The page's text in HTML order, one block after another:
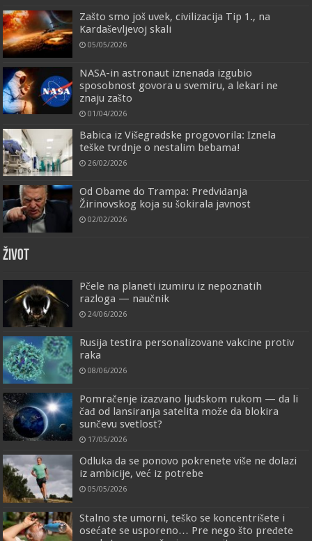
Zašto smo još uvek, civilizacija Tip 1., na
Kardaševljevoj skali
05/05/2026
NASA-in astronaut iznenada izgubio
sposobnost govora u svemiru, a lekari ne
znaju zašto
01/04/2026
Babica iz Višegradske progovorila: Iznela
teške tvrdnje o nestalim bebama!
26/02/2026
Od Obame do Trampa: Predviđanja
Žirinovskog koja su šokirala javnost
02/02/2026
ŽIVOT
Pčele na planeti izumiru iz nepoznatih
razloga — naučnik
24/06/2026
Rusija testira personalizovane vakcine protiv
raka
08/06/2026
Pomračenje izazvano ljudskom rukom — da li
čađ od lansiranja satelita može da blokira
sunčevu svetlost?
17/05/2026
Odluka da se ponovo pokrenete više ne dolazi
iz ambicije, već iz potrebe
05/05/2026
Stalno ste umorni, teško se koncentrišete i
osećate se usporeno… Pre nego što pređete